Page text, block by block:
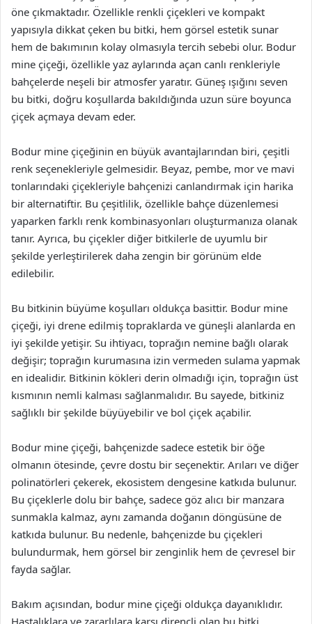
öne çıkmaktadır. Özellikle renkli çiçekleri ve kompakt
yapısıyla dikkat çeken bu bitki, hem görsel estetik sunar
hem de bakımının kolay olmasıyla tercih sebebi olur. Bodur
mine çiçeği, özellikle yaz aylarında açan canlı renkleriyle
bahçelerde neşeli bir atmosfer yaratır. Güneş ışığını seven
bu bitki, doğru koşullarda bakıldığında uzun süre boyunca
çiçek açmaya devam eder.
Bodur mine çiçeğinin en büyük avantajlarından biri, çeşitli
renk seçenekleriyle gelmesidir. Beyaz, pembe, mor ve mavi
tonlarındaki çiçekleriyle bahçenizi canlandırmak için harika
bir alternatiftir. Bu çeşitlilik, özellikle bahçe düzenlemesi
yaparken farklı renk kombinasyonları oluşturmanıza olanak
tanır. Ayrıca, bu çiçekler diğer bitkilerle de uyumlu bir
şekilde yerleştirilerek daha zengin bir görünüm elde
edilebilir.
Bu bitkinin büyüme koşulları oldukça basittir. Bodur mine
çiçeği, iyi drene edilmiş topraklarda ve güneşli alanlarda en
iyi şekilde yetişir. Su ihtiyacı, toprağın nemine bağlı olarak
değişir; toprağın kurumasına izin vermeden sulama yapmak
en idealidir. Bitkinin kökleri derin olmadığı için, toprağın üst
kısmının nemli kalması sağlanmalıdır. Bu sayede, bitkiniz
sağlıklı bir şekilde büyüyebilir ve bol çiçek açabilir.
Bodur mine çiçeği, bahçenizde sadece estetik bir öğe
olmanın ötesinde, çevre dostu bir seçenektir. Arıları ve diğer
polinatörleri çekerek, ekosistem dengesine katkıda bulunur.
Bu çiçeklerle dolu bir bahçe, sadece göz alıcı bir manzara
sunmakla kalmaz, aynı zamanda doğanın döngüsüne de
katkıda bulunur. Bu nedenle, bahçenizde bu çiçekleri
bulundurmak, hem görsel bir zenginlik hem de çevresel bir
fayda sağlar.
Bakım açısından, bodur mine çiçeği oldukça dayanıklıdır.
Hastalıklara ve zararlılara karşı dirençli olan bu bitki,